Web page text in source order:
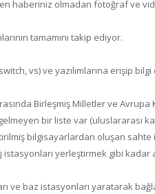
haberiniz olmadan fotoğraf ve
tamamını takip ediyor.
vs) ve yazılımlarına erişip
Birleşmiş Milletler ve
bir liste var (uluslararası
bilgisayarlardan oluşan
yerleştirmek gibi kadar
ve baz istasyonları yaratarak